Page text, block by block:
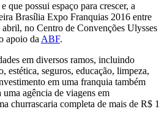
que possui espaço para crescer, a
Brasília Expo Franquias 2016 entre
no Centro de Convenções Ulysses
apoio da ABF.
em diversos ramos, incluindo
estética, seguros, educação, limpeza,
em uma franquia também
agência de viagens em
churrascaria completa de mais de R$ 1